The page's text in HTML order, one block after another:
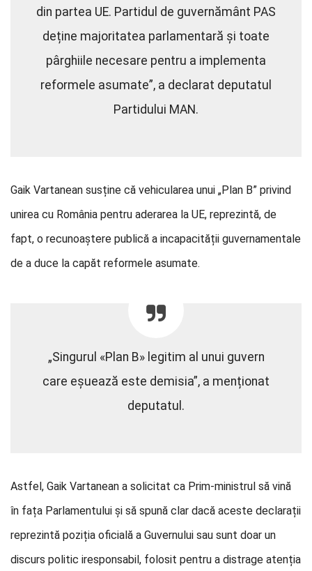
din partea UE. Partidul de guvernământ PAS
deține majoritatea parlamentară și toate
pârghiile necesare pentru a implementa
reformele asumate”, a declarat deputatul
Partidului MAN.
Gaik Vartanean susține că vehicularea unui „Plan B” privind
unirea cu România pentru aderarea la UE, reprezintă, de
fapt, o recunoaștere publică a incapacității guvernamentale
de a duce la capăt reformele asumate.
„Singurul «Plan B» legitim al unui guvern
care eșuează este demisia”, a menționat
deputatul.
Astfel, Gaik Vartanean a solicitat ca Prim-ministrul să vină
în fața Parlamentului și să spună clar dacă aceste declarații
reprezintă poziția oficială a Guvernului sau sunt doar un
discurs politic iresponsabil, folosit pentru a distrage atenția